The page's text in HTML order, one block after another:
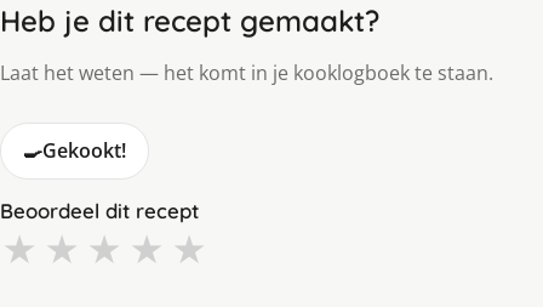
Heb je dit recept gemaakt?
Laat het weten — het komt in je kooklogboek te staan.
🍳Gekookt!
Beoordeel dit recept
★ ★ ★ ★ ★